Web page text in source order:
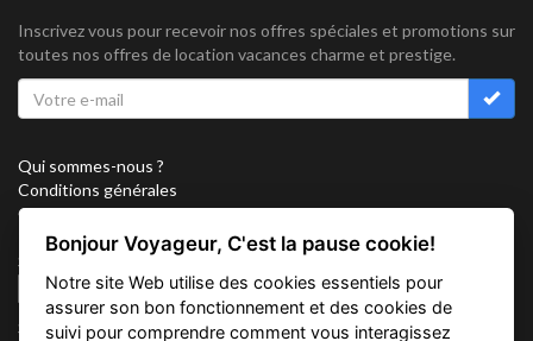
Inscrivez vous pour recevoir nos offres spéciales et promotions sur
toutes nos offres de location vacances charme et prestige.
Qui sommes-nous ?
Conditions générales
Confidentialité
Partenariat
Sitemap
Cookies
Suivez nous sur
Bonjour Voyageur, C'est la pause cookie!
Notre site Web utilise des cookies essentiels pour
assurer son bon fonctionnement et des cookies de
suivi pour comprendre comment vous interagissez